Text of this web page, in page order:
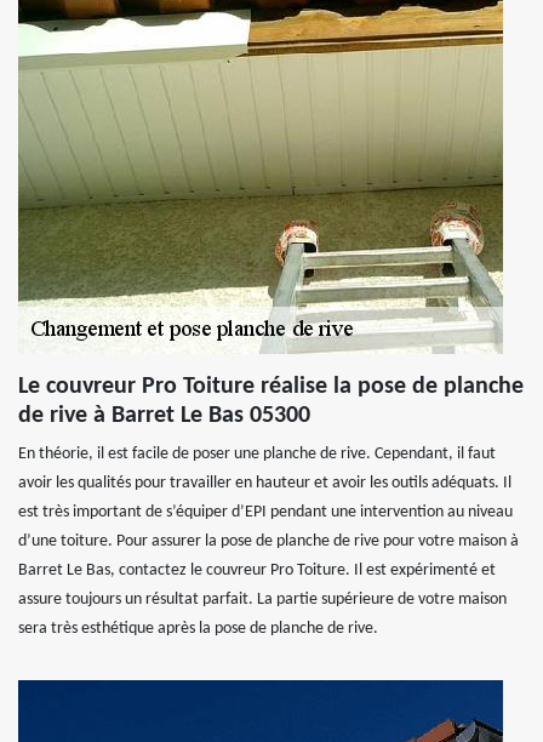
Le couvreur Pro Toiture réalise la pose de planche
de rive à Barret Le Bas 05300
En théorie, il est facile de poser une planche de rive. Cependant, il faut
avoir les qualités pour travailler en hauteur et avoir les outils adéquats. Il
est très important de s’équiper d’EPI pendant une intervention au niveau
d’une toiture. Pour assurer la pose de planche de rive pour votre maison à
Barret Le Bas, contactez le couvreur Pro Toiture. Il est expérimenté et
assure toujours un résultat parfait. La partie supérieure de votre maison
sera très esthétique après la pose de planche de rive.